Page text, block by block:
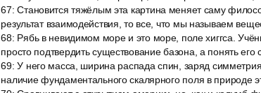
67:Становится тяжёлым эта картина меняет саму
результат взаимодействия, то все, что мы называем
68: Рябь в невидимом море и это море, поле хиггса.
просто подтвердить существование базона, а понять его
69:У него масса, ширина распада спин, заряд
наличие фундаментального скалярного поля в природе